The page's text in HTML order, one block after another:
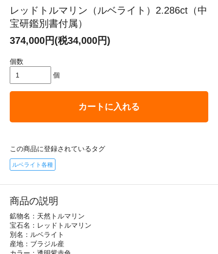
レッドトルマリン（ルベライト）2.286ct（中
宝研鑑別書付属）
374,000円(税34,000円)
個数
個
カートに入れる
この商品に登録されているタグ
ルベライト各種
商品の説明
鉱物名：天然トルマリン
宝石名：レッドトルマリン
別名：ルベライト
産地：ブラジル産